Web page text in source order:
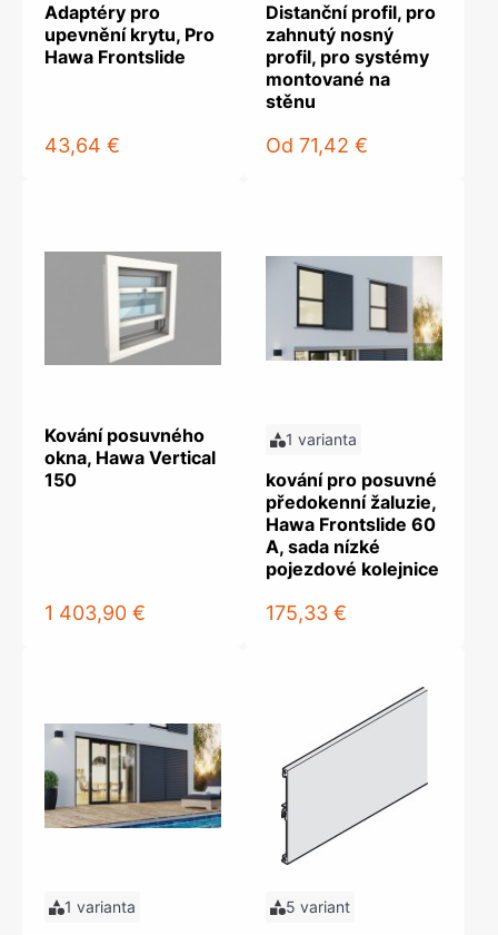
Adaptéry pro
upevnění krytu, Pro
Hawa Frontslide
43,64 €
Distanční profil, pro
zahnutý nosný
profil, pro systémy
montované na
stěnu
Od 71,42 €
Kování posuvného
okna, Hawa Vertical
150
1 403,90 €
1 varianta
kování pro posuvné
předokenní žaluzie,
Hawa Frontslide 60
A, sada nízké
pojezdové kolejnice
175,33 €
1 varianta 5 variant